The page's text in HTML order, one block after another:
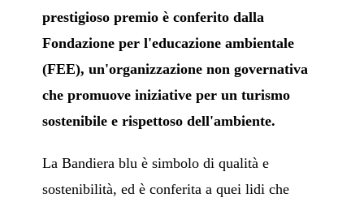
prestigioso premio è conferito dalla
Fondazione per l'educazione ambientale
(FEE), un'organizzazione non governativa
che promuove iniziative per un turismo
sostenibile e rispettoso dell'ambiente.
La Bandiera blu è simbolo di qualità e
sostenibilità, ed è conferita a quei lidi che